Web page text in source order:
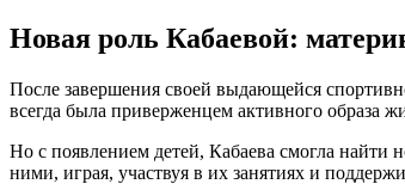
Новая роль Кабаевой:
После завершения своей выдающейся
всегда была приверженцем активного образа
Но с появлением детей, Кабаева смогла
ними, играя, участвуя в их занятиях и